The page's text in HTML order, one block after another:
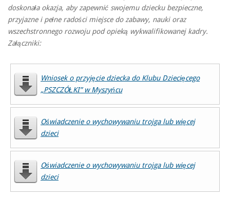
doskonała okazja, aby zapewnić swojemu dziecku bezpieczne,
przyjazne i pełne radości miejsce do zabawy, nauki oraz
wszechstronnego rozwoju pod opieką wykwalifikowanej kadry.
Załączniki:
Wniosek o przyjęcie dziecka do Klubu Dziecięcego
„PSZCZÓŁKI” w Myszyńcu
Oświadczenie o wychowywaniu trojga lub więcej
dzieci
Oświadczenie o wychowywaniu trojga lub więcej
dzieci